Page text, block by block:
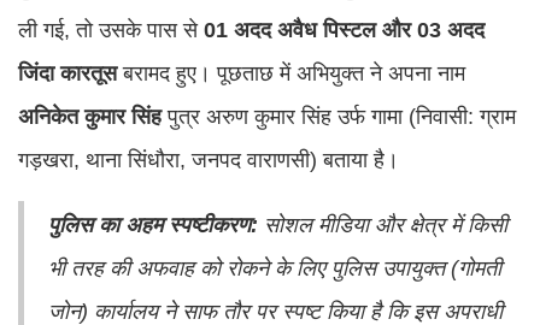
ली गई, तो उसके पास से 01 अदद अवैध पिस्टल और 03 अदद
जिंदा कारतूसबरामद हुए। पूछताछ में अभियुक्त ने अपना नाम
अनिकेत कुमार सिंहपुत्र अरुण कुमार सिंह उर्फ गामा (निवासी: ग्राम
गड़खरा, थाना सिंधौरा, जनपद वाराणसी) बताया है।
पुलिस का अहम स्पष्टीकरण: सोशल मीडिया और क्षेत्र में किसी
भी तरह की अफवाह को रोकने के लिए पुलिस उपायुक्त (गोमती
जोन) कार्यालय ने साफ तौर पर स्पष्ट किया है कि इस अपराधी